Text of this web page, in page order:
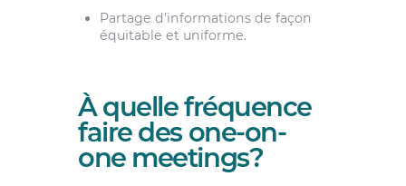
Partage d’informations de façon
équitable et uniforme.
À quelle fréquence
faire des one-on-
one meetings?